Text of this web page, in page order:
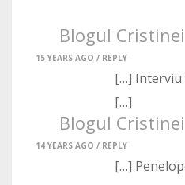
Blogul
15 YEARS AGO / REPLY
[…] Interviu
[…]
Blogul
14 YEARS AGO / REPLY
[…]